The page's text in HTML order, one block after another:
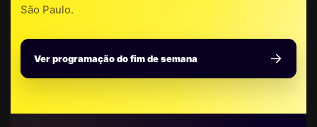
São Paulo.
Ver programação do fim de semana